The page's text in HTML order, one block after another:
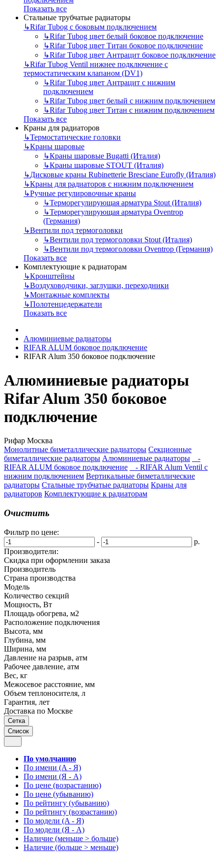
Показать все
Стальные трубчатые радиаторы
↳Rifar Tubog с боковым подключением
↳Rifar Tubog цвет белый боковое подключение
↳Rifar Tubog цвет Титан боковое подключение
↳Rifar Tubog цвет Антрацит боковое подключение
↳Rifar Tubog Ventil нижнее подключение с
термостатическим клапаном (DV1)
↳Rifar Tubog цвет Антрацит с нижним
подключением
↳Rifar Tubog цвет белый с нижним подключением
↳Rifar Tubog цвет Титан с нижним подключением
Показать все
Краны для радиаторов
↳Термостатические головки
↳Краны шаровые
↳Краны шаровые Bugatti (Италия)
↳Краны шаровые STOUT (Италия)
↳Дисковые краны Rubinetterie Bresciane Eurofly (Италия)
↳Краны для радиаторов с нижним подключением
↳Ручные регулировочные краны
↳Терморегулирующая арматура Stout (Италия)
↳Терморегулирующая арматура Oventrop
(Германия)
↳Вентили под термоголовки
↳Вентили под термоголовки Stout (Италия)
↳Вентили под термоголовки Oventrop (Германия)
Показать все
Комплектующие к радиаторам
↳Кронштейны
↳Воздуховодчики, заглушки, переходники
↳Монтажные комплекты
↳Полотенцедержатели
Показать все
Алюминиевые радиаторы
RIFAR ALUM боковое подключение
RIFAR Alum 350 боковое подключение
Алюминиевые радиаторы
Rifar Alum 350 боковое
подключение
Рифар Москва
Монолитные биметаллические радиаторы Секционные
биметаллические радиаторы Алюминиевые радиаторы
-
RIFAR ALUM боковое подключение
- RIFAR Alum Ventil с
нижним подключением Вертикальные биметаллические
радиаторы Стальные трубчатые радиаторы Краны для
радиаторов Комплектующие к радиаторам
Очистить
Фильтр по цене:
-
р.
Производители:
Скидка при оформлении заказа
Производитель
Страна производства
Модель
Количество секций
Мощность, Вт
Площадь обогрева, м2
Расположение подключения
Высота, мм
Глубина, мм
Ширина, мм
Давление на разрыв, атм
Рабочее давление, атм
Вес, кг
Межосевое расстояние, мм
Объем теплоносителя, л
Гарантия, лет
Доставка по Москве
Сетка
Список
По умолчанию
По имени (A - Я)
По имени (Я - A)
По цене (возрастанию)
По цене (убыванию)
По рейтингу (убыванию)
По рейтингу (возрастанию)
По модели (A - Я)
По модели (Я - A)
Наличие (меньше > больше)
Наличие (больше > меньше)